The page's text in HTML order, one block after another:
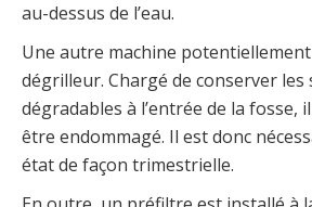
au-dessus de l’eau.
Une autre machine
dégrilleur. Chargé de conserver les
dégradables à l’entrée de la fosse,
être endommagé. Il est donc
état de façon trimestrielle.